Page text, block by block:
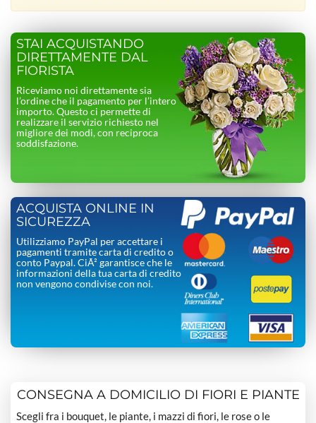
STAI ACQUISTANDO
DIRETTAMENTE DAL
FIORISTA
Riceviamo noi direttamente sia
l’ordine che il pagamento per l’intero
importo. Questo ci permette di
realizzare il servizio richiesto nel
migliore dei modi, con reciproca
soddisfazione.
ACQUISTA ONLINE IN
SICUREZZA
Utilizziamo PayPal per accettare i
pagamenti tramite carta di credito o
conto Paypal. CiÃ² garantisce che le
informazioni della tua carta di credito
non vengono condivise con noi.
CONSEGNA A DOMICILIO DI FIORI E PIANTE
Scegli fra i bouquet, le piante, i mazzi di fiori, le rose o le